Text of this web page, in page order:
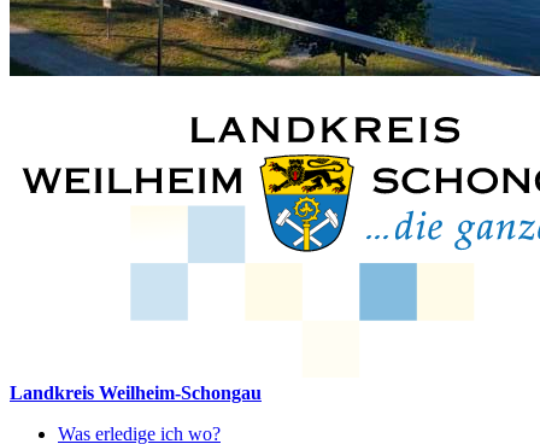
Landkreis Weilheim-Schongau
Was erledige ich wo?